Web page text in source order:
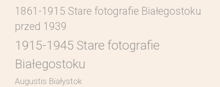
1861-1915 Stare fotografie Białegostoku
przed 1939
1915-1945 Stare fotografie
Białegostoku
Augustis Białystok